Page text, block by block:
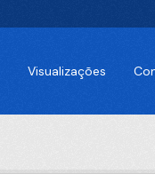
Visualizações